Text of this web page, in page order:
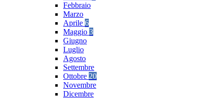
Febbraio
Marzo
Aprile 6
Maggio 3
Giugno
Luglio
Agosto
Settembre
Ottobre 20
Novembre
Dicembre